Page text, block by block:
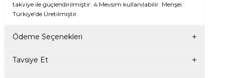
takviye ile güçlendirilmiştir. 4 Mevsim kullanılabilir. Menşei :
Türkiye'de Üretilmiştir.
Ödeme Seçenekleri
Tavsiye Et